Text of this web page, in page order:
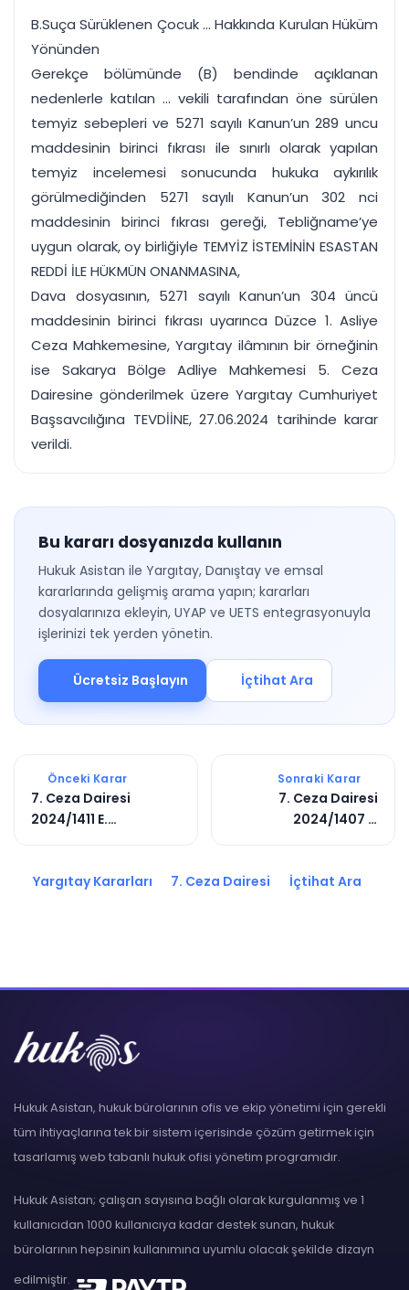
B.Suça Sürüklenen Çocuk ... Hakkında Kurulan Hüküm
Yönünden
Gerekçe bölümünde (B) bendinde açıklanan
nedenlerle katılan ... vekili tarafından öne sürülen
temyiz sebepleri ve 5271 sayılı Kanun’un 289 uncu
maddesinin birinci fıkrası ile sınırlı olarak yapılan
temyiz incelemesi sonucunda hukuka aykırılık
görülmediğinden 5271 sayılı Kanun’un 302 nci
maddesinin birinci fıkrası gereği, Tebliğname’ye
uygun olarak, oy birliğiyle TEMYİZ İSTEMİNİN ESASTAN
REDDİ İLE HÜKMÜN ONANMASINA,
Dava dosyasının, 5271 sayılı Kanun’un 304 üncü
maddesinin birinci fıkrası uyarınca Düzce 1. Asliye
Ceza Mahkemesine, Yargıtay ilâmının bir örneğinin
ise Sakarya Bölge Adliye Mahkemesi 5. Ceza
Dairesine gönderilmek üzere Yargıtay Cumhuriyet
Başsavcılığına TEVDİİNE, 27.06.2024 tarihinde karar
verildi.
Bu kararı dosyanızda kullanın
Hukuk Asistan ile Yargıtay, Danıştay ve emsal
kararlarında gelişmiş arama yapın; kararları
dosyalarınıza ekleyin, UYAP ve UETS entegrasyonuyla
işlerinizi tek yerden yönetin.
Ücretsiz Başlayın İçtihat Ara
Önceki Karar
7. Ceza Dairesi
2024/1411 E.
Sonraki Karar
7. Ceza Dairesi
2024/1407 E.
Yargıtay Kararları 7. Ceza Dairesi İçtihat Ara
Hukuk Asistan, hukuk bürolarının ofis ve ekip yönetimi için gerekli
tüm ihtiyaçlarına tek bir sistem içerisinde çözüm getirmek için
tasarlamış web tabanlı hukuk ofisi yönetim programıdır.
Hukuk Asistan; çalışan sayısına bağlı olarak kurgulanmış ve 1
kullanıcıdan 1000 kullanıcıya kadar destek sunan, hukuk
bürolarının hepsinin kullanımına uyumlu olacak şekilde dizayn
edilmiştir.